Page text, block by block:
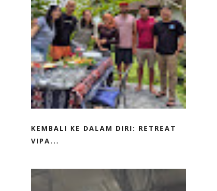
KEMBALI KE DALAM DIRI: RETREAT
VIPA...